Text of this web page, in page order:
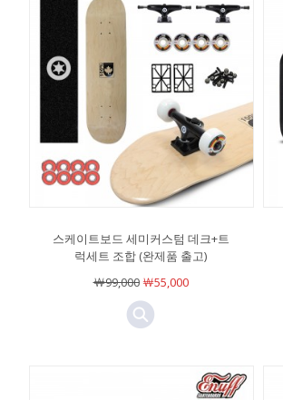
스케이트보드 세미커스텀 데크+트
럭세트 조합 (완제품 출고)
￦99,000￦55,000